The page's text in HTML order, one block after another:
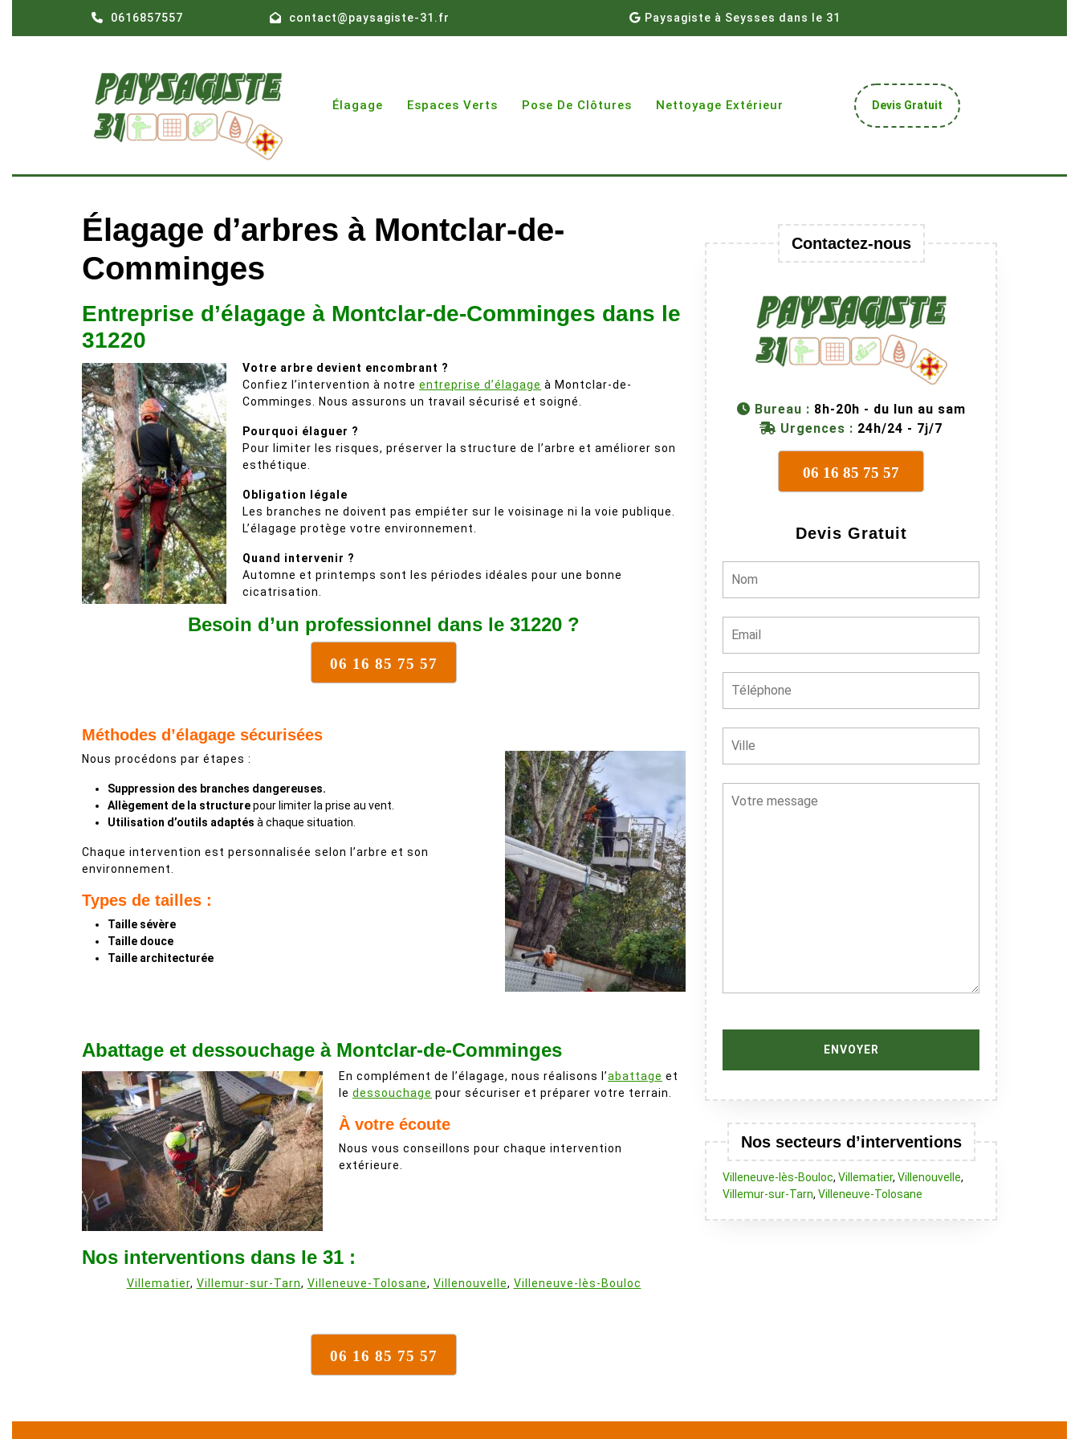
0616857557 contact@paysagiste-31.fr Paysagiste à Seysses dans le 31
Élagage Espaces Verts Pose De Clôtures Nettoyage Extérieur Devis Gratuit Get
A
Élagage d’arbres à Montclar-de-
Comminges
Entreprise d’élagage à Montclar-de-Comminges dans le
31220
Votre arbre devient encombrant ?
Confiez l’intervention à notre entreprise d’élagage à Montclar-de-
Comminges. Nous assurons un travail sécurisé et soigné.
Pourquoi élaguer ?
Pour limiter les risques, préserver la structure de l’arbre et améliorer son
esthétique.
Obligation légale
Les branches ne doivent pas empiéter sur le voisinage ni la voie publique.
L’élagage protège votre environnement.
Quand intervenir ?
Automne et printemps sont les périodes idéales pour une bonne
cicatrisation.
Besoin d’un professionnel dans le 31220 ?
06 16 85 75 57
Méthodes d’élagage sécurisées
Nous procédons par étapes :
Suppression des branches dangereuses.
Allègement de la structurepour limiter la prise au vent.
Utilisation d’outils adaptés à chaque situation.
Chaque intervention est personnalisée selon l’arbre et son
environnement.
Types de tailles :
Taille sévère
Taille douce
Taille architecturée
Abattage et dessouchage à Montclar-de-Comminges
En complément de l’élagage, nous réalisons l’abattage et
le dessouchage pour sécuriser et préparer votre terrain.
À votre écoute
Nous vous conseillons pour chaque intervention
extérieure.
Nos interventions dans le 31 :
Villematier, Villemur-sur-Tarn, Villeneuve-Tolosane, Villenouvelle, Villeneuve-lès-Bouloc
06 16 85 75 57
Contactez-nous
Bureau : 8h-20h - du lun au sam
Urgences : 24h/24 - 7j/7
06 16 85 75 57
Devis Gratuit
Nos secteurs d’interventions
Villeneuve-lès-Bouloc, Villematier, Villenouvelle,
Villemur-sur-Tarn, Villeneuve-Tolosane